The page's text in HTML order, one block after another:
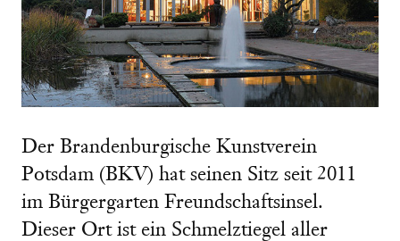
Der Brandenburgische Kunstverein
Potsdam (BKV) hat seinen Sitz seit 2011
im Bürgergarten Freundschaftsinsel.
Dieser Ort ist ein Schmelztiegel aller